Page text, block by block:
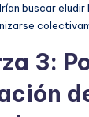
buscar
3: